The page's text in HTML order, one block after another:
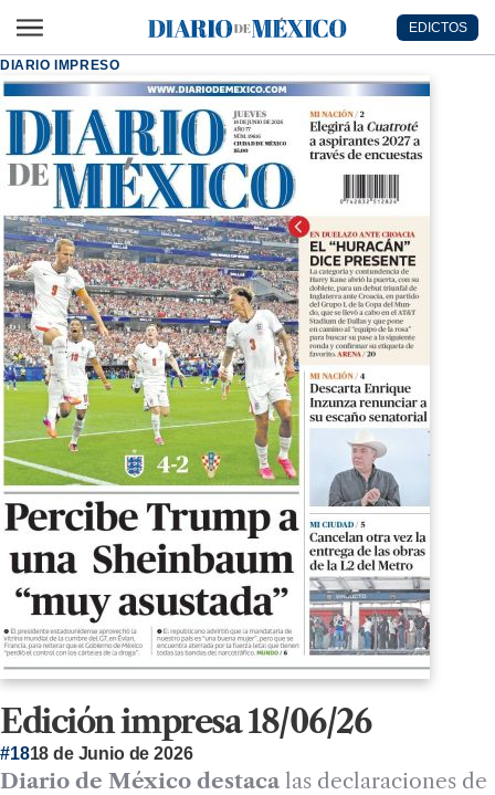
Diario de México
EDICTOS
DIARIO IMPRESO
Edición impresa 18/06/26
#1818 de Junio de 2026
Diario de México destaca las declaraciones de